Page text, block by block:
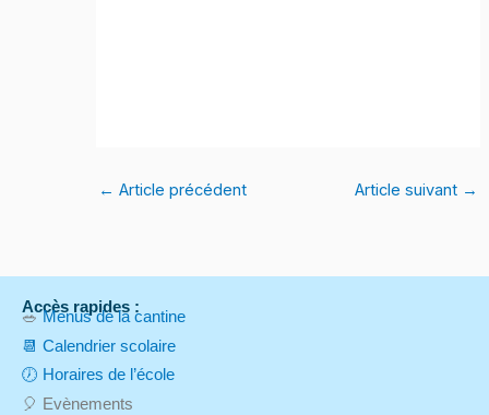
← Article précédent Article suivant →
Accès rapides :
🥗Menus de la cantine
📆 Calendrier scolaire
🕖 Horaires de l’école
🎈 Evènements